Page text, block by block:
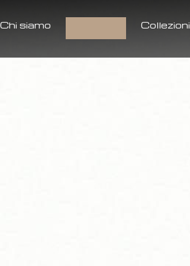
Chi siamo Collezioni